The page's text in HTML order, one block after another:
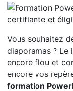
Vous souhaitez
diaporamas ? Le
encore flou et
encore vos
formation